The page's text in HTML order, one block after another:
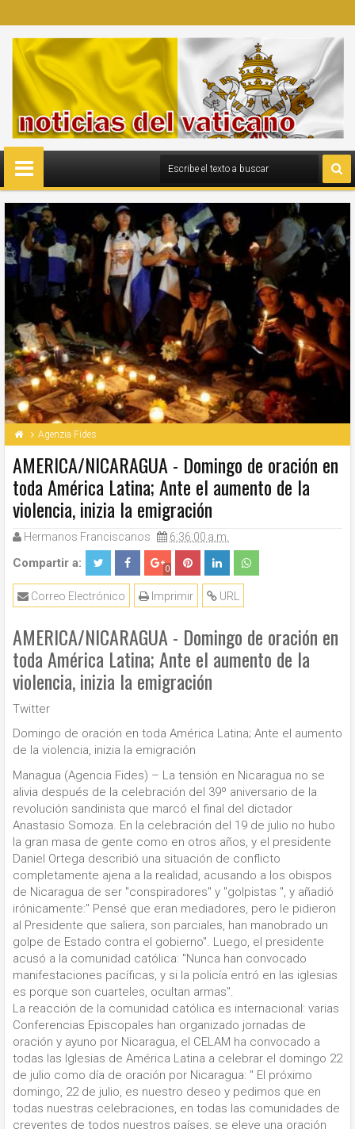
Agenzia Fides
AMERICA/NICARAGUA - Domingo de oración en
toda América Latina; Ante el aumento de la
violencia, inizia la emigración
Hermanos Franciscanos 6:36:00 a.m.
Compartir a: 0
URL
Imprimir
Correo Electrónico
AMERICA/NICARAGUA - Domingo de oración en
toda América Latina; Ante el aumento de la
violencia, inizia la emigración
Twitter
Domingo de oración en toda América Latina; Ante el aumento
de la violencia, inizia la emigración
Managua (Agencia Fides) – La tensión en Nicaragua no se
alivia después de la celebración del 39º aniversario de la
revolución sandinista que marcó el final del dictador
Anastasio Somoza. En la celebración del 19 de julio no hubo
la gran masa de gente como en otros años, y el presidente
Daniel Ortega describió una situación de conflicto
completamente ajena a la realidad, acusando a los obispos
de Nicaragua de ser "conspiradores" y "golpistas ", y añadió
irónicamente:" Pensé que eran mediadores, pero le pidieron
al Presidente que saliera, son parciales, han manobrado un
golpe de Estado contra el gobierno". Luego, el presidente
acusó a la comunidad católica: "Nunca han convocado
manifestaciones pacíficas, y si la policía entró en las iglesias
es porque son cuarteles, ocultan armas".
La reacción de la comunidad católica es internacional: varias
Conferencias Episcopales han organizado jornadas de
oración y ayuno por Nicaragua, el CELAM ha convocado a
todas las Iglesias de América Latina a celebrar el domingo 22
de julio como día de oración por Nicaragua: " El próximo
domingo, 22 de julio, es nuestro deseo y pedimos que en
todas nuestras celebraciones, en todas las comunidades de
creyentes de todos nuestros países, se eleve una oración